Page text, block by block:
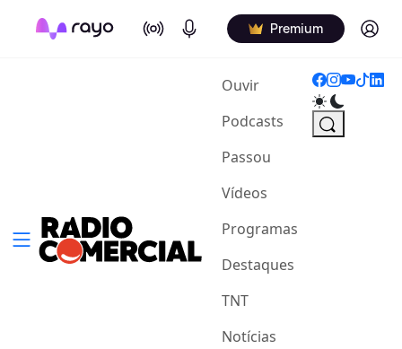
On Air Podcasts Premium Log in
Ouvir(current)
Podcasts
Passou
Vídeos
Programas
Destaques
TNT
Notícias